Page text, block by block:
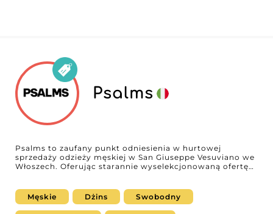
Psalms
Psalms to zaufany punkt odniesienia w hurtowej
sprzedaży odzieży męskiej w San Giuseppe Vesuviano we
Włoszech. Oferując starannie wyselekcjonowaną ofertę
à-porter – od wszechstronnej odzieży wierzchniej po
nowoczesne dżinsy – zaprojektowaną z myślą o
nowoczesnym mężczyźnie. Ich asortyment kierowany
Męskie Dżins Swobodny